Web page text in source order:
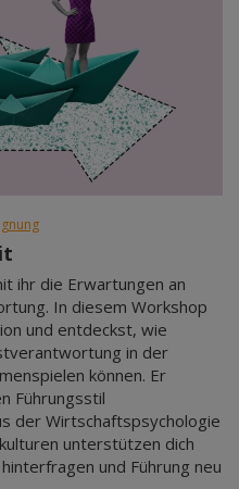
ihr die Erwartungen an
In diesem Workshop
und entdeckst, wie
in der
können. Er
Führungsstil
der Wirtschaftspsychologie
unterstützen dich
und Führung neu